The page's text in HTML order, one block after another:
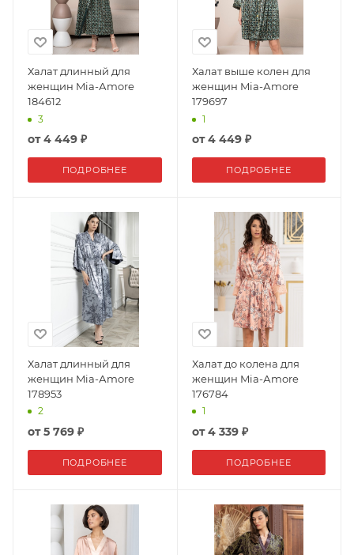
Халат длинный для
женщин Mia-Аmore
184612
3
от4 449 ₽
ПОДРОБНЕЕ
Халат выше колен для
женщин Mia-Аmore
179697
1
от4 449 ₽
ПОДРОБНЕЕ
Халат длинный для
женщин Mia-Аmore
178953
2
от5 769 ₽
ПОДРОБНЕЕ
Халат до колена для
женщин Mia-Аmore
176784
1
от4 339 ₽
ПОДРОБНЕЕ